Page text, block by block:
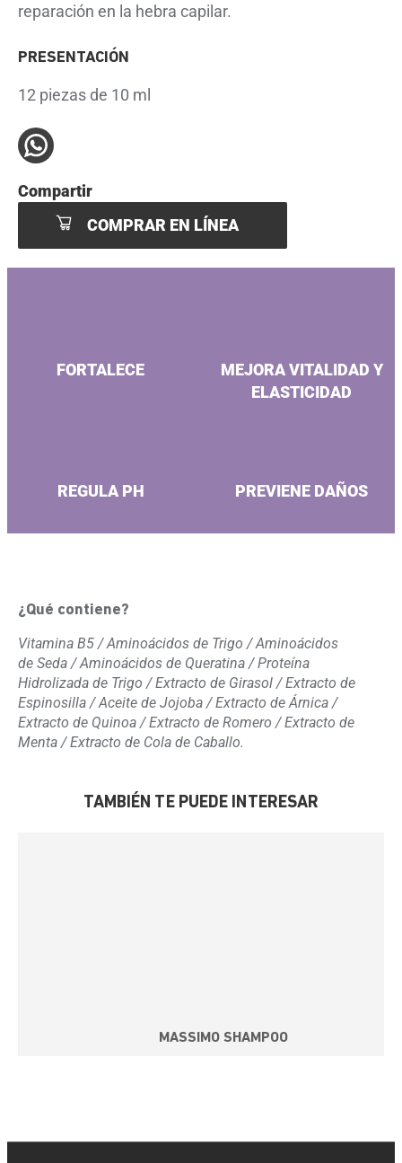
reparación en la hebra capilar.
PRESENTACIÓN
12 piezas de 10 ml
Compartir
COMPRAR EN LÍNEA
FORTALECE
MEJORA VITALIDAD Y
ELASTICIDAD
REGULA PH PREVIENE DAÑOS
¿Qué contiene?
Vitamina B5 / Aminoácidos de Trigo / Aminoácidos
de Seda / Aminoácidos de Queratina / Proteína
Hidrolizada de Trigo / Extracto de Girasol / Extracto de
Espinosilla / Aceite de Jojoba / Extracto de Árnica /
Extracto de Quinoa / Extracto de Romero / Extracto de
Menta / Extracto de Cola de Caballo.
TAMBIÉN TE PUEDE INTERESAR
MASSIMO SHAMPOO